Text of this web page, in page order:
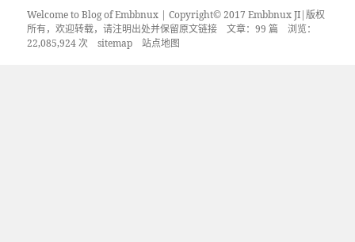
Welcome to Blog of Embbnux | Copyright© 2017 Embbnux JI|版权
所有，欢迎转载，请注明出处并保留原文链接 文章：99 篇 浏览：
22,085,924 次sitemap 站点地图